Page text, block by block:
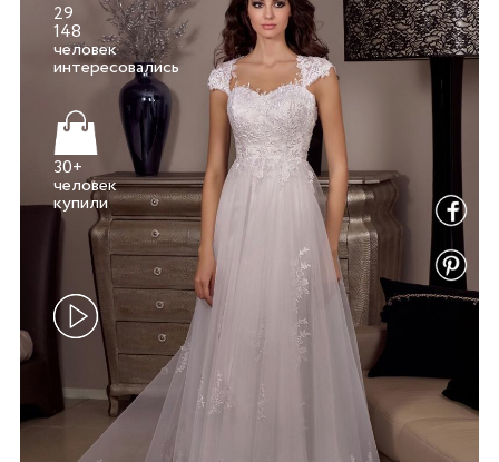
29
148
человек
интересовались
30+
человек
купили